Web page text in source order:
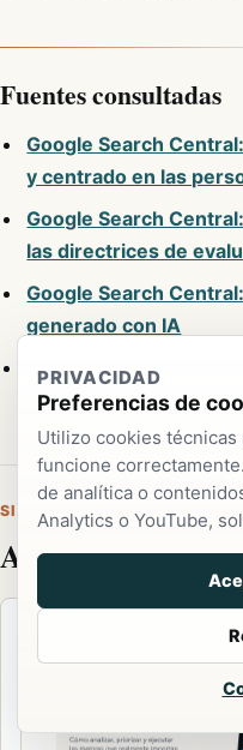
Fuentes consultadas
Google Search
y centrado en las
Google Search
las directrices de
Google Search
generado con IA
Search Engine
puede añadir E-E-A-T
SIGUE LEYENDO
Artículos
PRIVACIDAD
Preferencias de
Utilizo cookies técnicas
funcione
de analítica o
Analytics o YouTube,